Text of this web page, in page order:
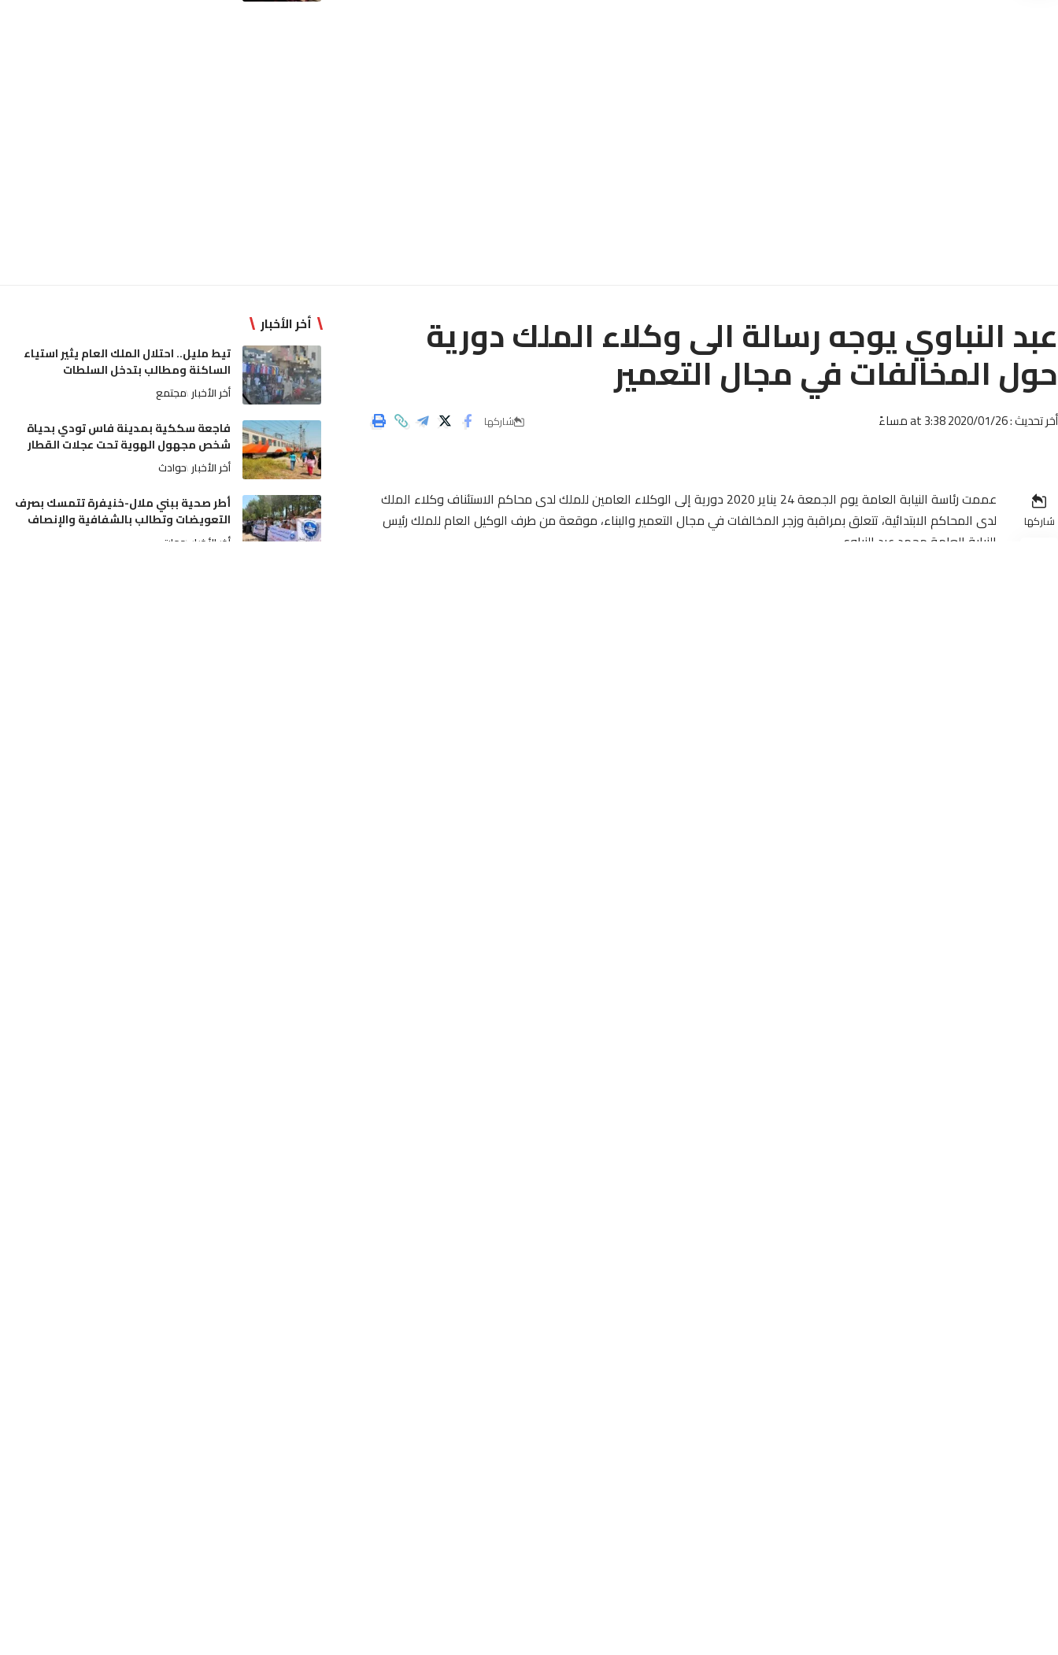
عبد النباوي يوجه رسالة الى وكلاء الملك دورية
حول المخالفات في مجال التعمير
أخر تحديث : 2020/01/26 at 3:38 مساءً شاركها
شاركها
عممت رئاسة النيابة العامة يوم الجمعة 24 يناير 2020 دورية إلى الوكلاء العامين للملك لدى محاكم الاستئناف وكلاء الملك
لدى المحاكم الابتدائية، تتعلق بمراقبة وزجر المخالفات في مجال التعمير والبناء، موقعة من طرف الوكيل العام للملك رئيس
النيابة العامة محمد عبد النباوي.
أخر الأخبار
تيط مليل.. احتلال الملك العام يثير استياء
الساكنة ومطالب بتدخل السلطات
أخر الأخبار مجتمع
فاجعة سككية بمدينة فاس تودي بحياة
شخص مجهول الهوية تحت عجلات القطار
أخر الأخبار حوادث
أطر صحية ببني ملال-خنيفرة تتمسك بصرف
التعويضات وتطالب بالشفافية والإنصاف
أخر الأخبار جهات